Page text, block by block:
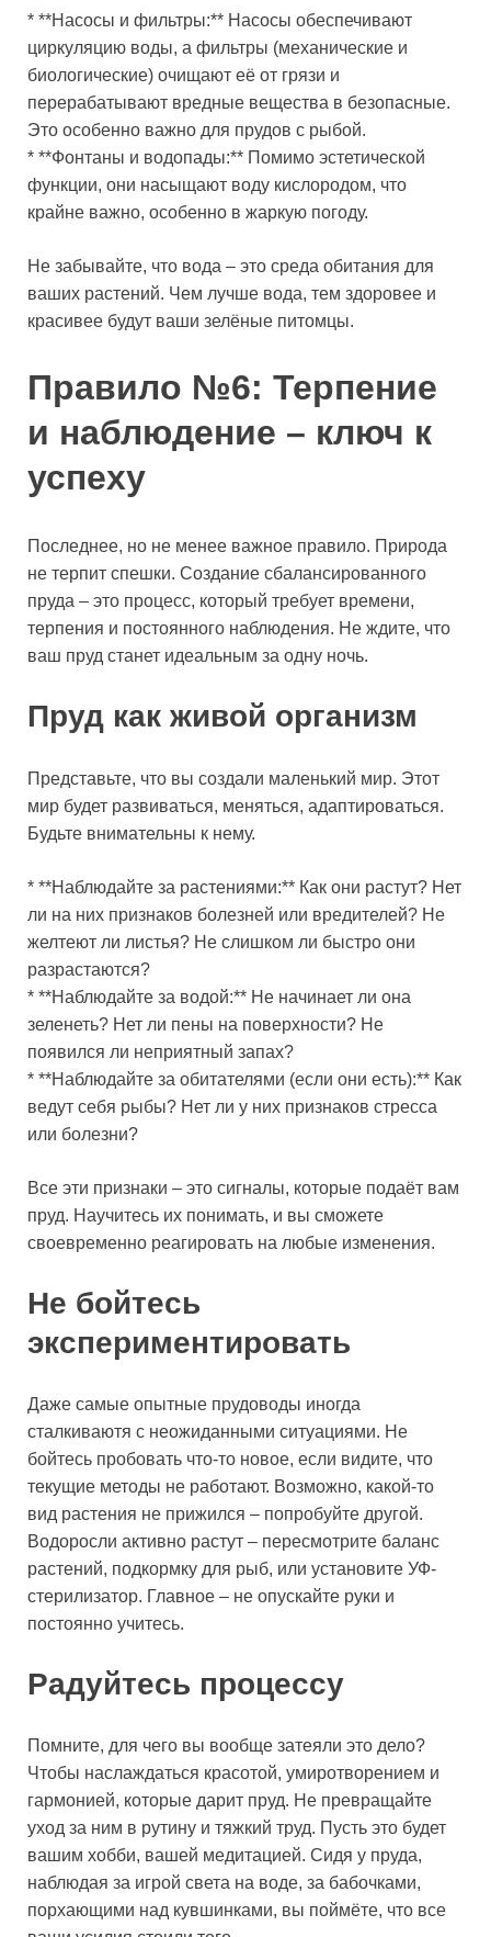
* **Насосы и фильтры:** Насосы обеспечивают
циркуляцию воды, а фильтры (механические и
биологические) очищают её от грязи и
перерабатывают вредные вещества в безопасные.
Это особенно важно для прудов с рыбой.
* **Фонтаны и водопады:** Помимо эстетической
функции, они насыщают воду кислородом, что
крайне важно, особенно в жаркую погоду.
Не забывайте, что вода – это среда обитания для
ваших растений. Чем лучше вода, тем здоровее и
красивее будут ваши зелёные питомцы.
Правило №6: Терпение
и наблюдение – ключ к
успеху
Последнее, но не менее важное правило. Природа
не терпит спешки. Создание сбалансированного
пруда – это процесс, который требует времени,
терпения и постоянного наблюдения. Не ждите, что
ваш пруд станет идеальным за одну ночь.
Пруд как живой организм
Представьте, что вы создали маленький мир. Этот
мир будет развиваться, меняться, адаптироваться.
Будьте внимательны к нему.
* **Наблюдайте за растениями:** Как они растут? Нет
ли на них признаков болезней или вредителей? Не
желтеют ли листья? Не слишком ли быстро они
разрастаются?
* **Наблюдайте за водой:** Не начинает ли она
зеленеть? Нет ли пены на поверхности? Не
появился ли неприятный запах?
* **Наблюдайте за обитателями (если они есть):** Как
ведут себя рыбы? Нет ли у них признаков стресса
или болезни?
Все эти признаки – это сигналы, которые подаёт вам
пруд. Научитесь их понимать, и вы сможете
своевременно реагировать на любые изменения.
Не бойтесь
экспериментировать
Даже самые опытные прудоводы иногда
сталкиваютя с неожиданными ситуациями. Не
бойтесь пробовать что-то новое, если видите, что
текущие методы не работают. Возможно, какой-то
вид растения не прижился – попробуйте другой.
Водоросли активно растут – пересмотрите баланс
растений, подкормку для рыб, или установите УФ-
стерилизатор. Главное – не опускайте руки и
постоянно учитесь.
Радуйтесь процессу
Помните, для чего вы вообще затеяли это дело?
Чтобы наслаждаться красотой, умиротворением и
гармонией, которые дарит пруд. Не превращайте
уход за ним в рутину и тяжкий труд. Пусть это будет
вашим хобби, вашей медитацией. Сидя у пруда,
наблюдая за игрой света на воде, за бабочками,
порхающими над кувшинками, вы поймёте, что все